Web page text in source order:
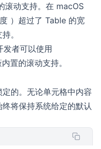
滚动支持。在 macOS
）超过了 Table 的宽
。
发者可以使用
置的滚动支持。
的。无论单元格中内容
将保持系统给定的默认